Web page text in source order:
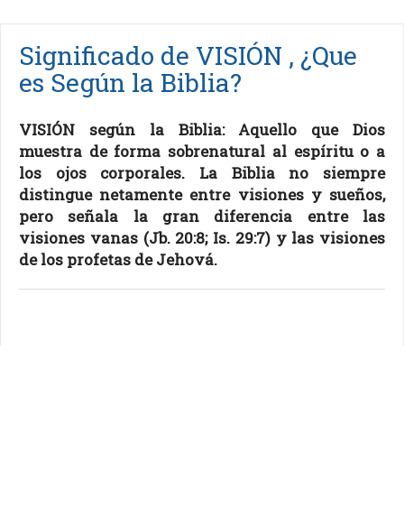
Significado de VISIÓN , ¿Que
es Según la Biblia?
VISIÓN según la Biblia: Aquello que Dios
muestra de forma sobrenatural al espíritu o a
los ojos corporales. La Biblia no siempre
distingue netamente entre visiones y sueños,
pero señala la gran diferencia entre las
visiones vanas (Jb. 20:8; Is. 29:7) y las visiones
de los profetas de Jehová.